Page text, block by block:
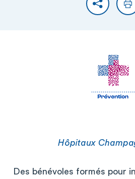
Partager
Hôpitaux
Des bénévoles formés pour